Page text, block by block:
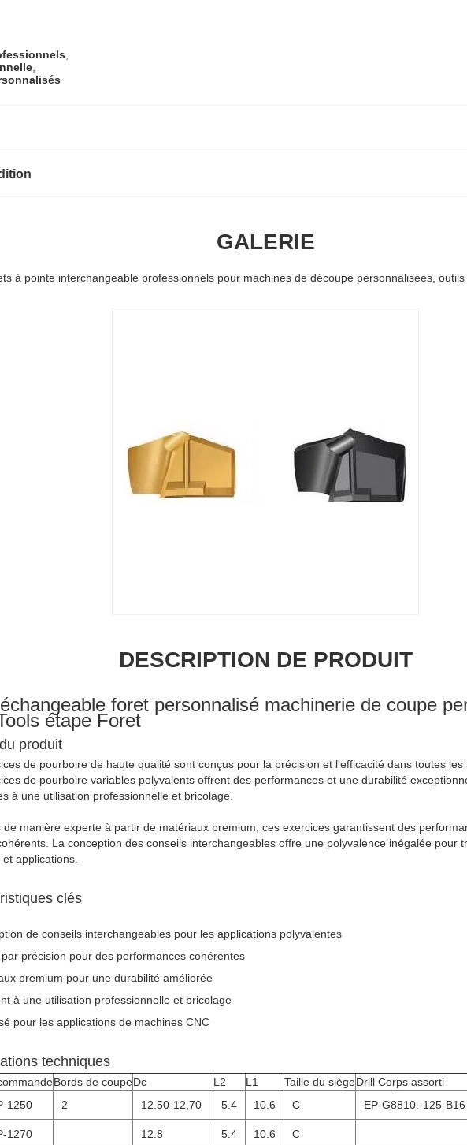
,
,
GALERIE
à pointe interchangeable professionnels pour machines de découpe personnalisées,
DESCRIPTION DE PRODUIT
foret personnalisé machinerie de coupe
étape Foret
produit
de pourboire de haute qualité sont conçus pour la précision et l'efficacité dans toutes
de pourboire variables polyvalents offrent des performances et une durabilité
à une utilisation professionnelle et bricolage.
de manière experte à partir de matériaux premium, ces exercices garantissent des
La conception des conseils interchangeables offre une polyvalence inégalée pour
et applications.
clés
de conseils interchangeables pour les applications polyvalentes
précision pour des performances cohérentes
premium pour une durabilité améliorée
à une utilisation professionnelle et bricolage
pour les applications de machines CNC
techniques
Bords de coupeDc L2 L1 Taille du siègeDrill Corps assorti
1250
2 12.50-12,70 5.4 10.6 C EP-G8810.-125-B16
1270 12.8 5.4 10.6 C